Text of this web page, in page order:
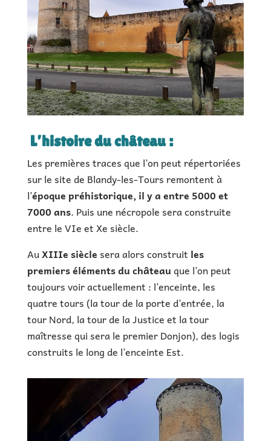
L’histoire du château :
Les premières traces que l’on peut répertoriées
sur le site de Blandy-les-Tours remontent à
l’époque préhistorique, il y a entre 5000 et
7000 ans. Puis une nécropole sera construite
entre le VIe et Xe siècle.
AuXIIIe siècle sera alors construit les
premiers éléments du châteauque l’on peut
toujours voir actuellement : l’enceinte, les
quatre tours (la tour de la porte d’entrée, la
tour Nord, la tour de la Justice et la tour
maîtresse qui sera le premier Donjon), des logis
construits le long de l’enceinte Est.